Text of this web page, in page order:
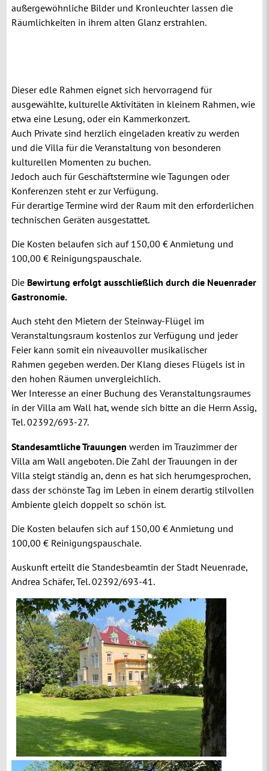
außergewöhnliche Bilder und Kronleuchter lassen die
Räumlichkeiten in ihrem alten Glanz erstrahlen.
Dieser edle Rahmen eignet sich hervorragend für
ausgewählte, kulturelle Aktivitäten in kleinem Rahmen, wie
etwa eine Lesung, oder ein Kammerkonzert.
Auch Private sind herzlich eingeladen kreativ zu werden
und die Villa für die Veranstaltung von besonderen
kulturellen Momenten zu buchen.
Jedoch auch für Geschäftstermine wie Tagungen oder
Konferenzen steht er zur Verfügung.
Für derartige Termine wird der Raum mit den erforderlichen
technischen Geräten ausgestattet.
Die Kosten belaufen sich auf 150,00 € Anmietung und
100,00 € Reinigungspauschale.
Die Bewirtung erfolgt ausschließlich durch die Neuenrader
Gastronomie.
Auch steht den Mietern der Steinway-Flügel im
Veranstaltungsraum kostenlos zur Verfügung und jeder
Feier kann somit ein niveauvoller musikalischer
Rahmen gegeben werden. Der Klang dieses Flügels ist in
den hohen Räumen unvergleichlich.
Wer Interesse an einer Buchung des Veranstaltungsraumes
in der Villa am Wall hat, wende sich bitte an die Herrn Assig,
Tel. 02392/693-27.
Standesamtliche Trauungen werden im Trauzimmer der
Villa am Wall angeboten. Die Zahl der Trauungen in der
Villa steigt ständig an, denn es hat sich herumgesprochen,
dass der schönste Tag im Leben in einem derartig stilvollen
Ambiente gleich doppelt so schön ist.
Die Kosten belaufen sich auf 150,00 € Anmietung und
100,00 € Reinigungspauschale.
Auskunft erteilt die Standesbeamtin der Stadt Neuenrade,
Andrea Schäfer, Tel. 02392/693-41.